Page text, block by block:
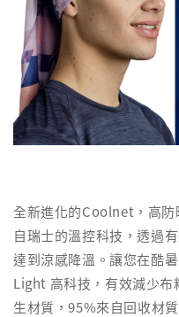
全新進化的Coolnet，高
自瑞士的溫控科技，透過
達到涼感降溫。讓您在酷
Light 高科技，有效減少布
生材質，95%來自回收材